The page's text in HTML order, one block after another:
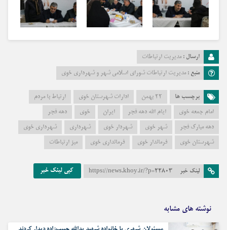
ارسال : مدیریت ارتباطات
منبع : مدیریت ارتباطات شورای اسلامی شهر و شهرداری خوی
برچسب ها ۲۲ بهمن ادارات شهرستان خوی ارتباط با مردم
امام جمعه خوی ایام الله دهه فجر ایران خوی دهه فجر
دهه مبارک فجر شهر خوی شهردار خوی شهرداری شهرداری خوی
شهرستان خوی فرماندار خوی فرمانداری خوی میز ارتباطات
لینک خبر https://news.khoy.ir/?p=22803 کپی لینک خبر
نوشته های مشابه